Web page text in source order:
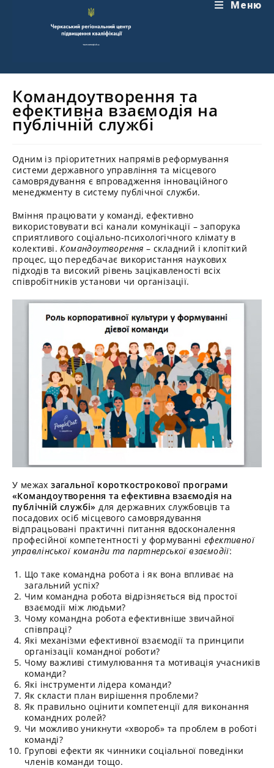
Меню
Командоутворення та
ефективна взаємодія на
публічній службі
Одним із пріоритетних напрямів реформування
системи державного управління та місцевого
самоврядування є впровадження інноваційного
менеджменту в систему публічної служби.
Вміння працювати у команді, ефективно
використовувати всі канали комунікації – запорука
сприятливого соціально-психологічного клімату в
колективі.Командоутворення – складний і клопіткий
процес, що передбачає використання наукових
підходів та високий рівень зацікавленості всіх
співробітників установи чи організації.
У межахзагальної короткострокової програми
«Командоутворення та ефективна взаємодія на
публічній службі» для державних службовців та
посадових осіб місцевого самоврядування
відпрацьовані практичні питання вдосконалення
професійної компетентності у формуванні ефективної
управлінської команди та партнерської взаємодії:
Що таке командна робота і як вона впливає на
загальний успіх?
Чим командна робота відрізняється від простої
взаємодії між людьми?
Чому командна робота ефективніше звичайної
співпраці?
Які механізми ефективної взаємодії та принципи
організації командної роботи?
Чому важливі стимулювання та мотивація учасників
команди?
Які інструменти лідера команди?
Як скласти план вирішення проблеми?
Як правильно оцінити компетенції для виконання
командних ролей?
Чи можливо уникнути «хвороб» та проблем в роботі
команді?
Групові ефекти як чинники соціальної поведінки
членів команди тощо.